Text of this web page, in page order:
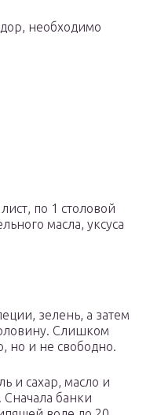
необходимо
по 1 столовой
масла, уксуса
зелень, а затем
Слишком
но и не свободно.
и сахар, масло и
Сначала банки